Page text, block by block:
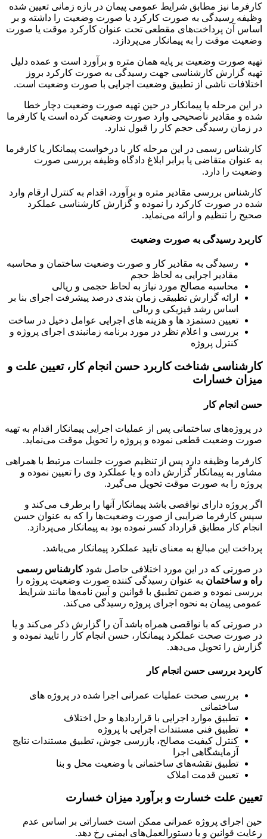
کارفرما نیز مطابق شرایط عمومی پیمان در بازه زمانی تعیین شده
وظیفه رسیدگی به صورت کارکرد یا صورت وضعیت را داشته و بر
اساس آن پرداخت‌های مقطعی تحت عنوان کارکرد موقت یا صورت
وضعیت موقت را به پیمانکار می‌پردازد.
تهیه صورت وضعیت بر پایه همان متره و برآورد است و عمده دلیل
تهیه گزارش کارشناسی جهت رسیدگی به صورت کارکرد بروز
اختلافات ناشی از تطبیق وضعیت اجرایی با صورت وضعیت است.
در این مرحله یا پیمانکار در حین تهیه صورت وضعیت دچار خطا
شده و مقادیر ناصحیحی وارد صورت وضعیت کرده است یا کارفرما
در زمان رسیدگی حجم کار را قبول ندارد.
کارشناس رسمی در این مرحله کار با درخواست پیمانکار یا کارفرما
به عنوان متقاضی یا برابر ابلاغ دادگاه وظیفه بررسی صورت
وضعیت را دارد.
کارشناس بررسی مقادیر متره و برآورد، اقدام به کنترل ارقام وارد
شده در صورت کارکرد را نموده و گزارش کارشناسی عملکرد
صحیح را تنظیم و ارائه می‌نماید.
کاربرد رسیدگی به صورت وضعیت
رسیدگی به مقادیر کار و صورت وضعیت ساختمان و محاسبه
مقادیر اجرایی به لحاظ حجم
محاسبه مصالح مورد نیاز به لحاظ حجمی و ریالی
ارائه گزارش تطبیقی زمان بندی درصد پیشرفت اجرای بنا بر
اساس رشد فیزیکی و ریالی
تعیین دستمزد ها و هزینه های اجرایی عوامل دخیل در ساخت
بررسی و اعلام نظر در مورد برنامه زمانبندی اجرای پروژه و
کنترل پروژه
کارشناسی شناخت کاربرد حسن انجام کار، تعیین علت و
میزان خسارات
حسن انجام کار
در پروژه‌های ساختمانی پس از عملیات اجرایی پیمانکار اقدام به تهیه
صورت وضعیت قطعی نموده و پروژه را تحویل موقت می‌نماید.
کارفرما وظیفه دارد پس از تنظیم صورت جلسات مرتبط با همراهی
مشاور به پیمانکار گزارش داده و یا عملکرد وی را تعیین نموده و
پروژه را به صورت موقت تحویل می‌گیرد.
اگر پروژه دارای نواقصی باشد پیمانکار آنها را برطرف می‌کند و
سپس کارفرما ضرایبی از صورت وضعیت‌ها را که به عنوان حسن
انجام کار مطابق قرارداد کسر نموده بود به پیمانکار می‌پردازد.
پرداخت این مبالغ به معنای تایید عملکرد پیمانکار می‌باشد.
در صورتی که در این مورد اختلافی حاصل شودکارشناس رسمی
راه و ساختمان به عنوان رسیدگی کننده صورت وضعیت پروژه را
بررسی نموده و ضمن تطبیق با قوانین و آیین نامه‌ها مانند شرایط
عمومی پیمان به نحوه اجرای پروژه رسیدگی می‌کند.
در صورتی که با نواقصی همراه باشد آن را گزارش ذکر می‌کند و یا
در صورت صحت عملکرد پیمانکار، حسن انجام کار را تایید نموده و
گزارش را تحویل می‌دهد.
کاربرد بررسی حسن انجام کار
بررسی صحت عملیات عمرانی اجرا شده در پروژه های
ساختمانی
تطبیق موارد اجرایی با قراردادها و حل اختلاف
تطبیق فنی مستندات اجرایی با پروژه
کنترل کیفیت مصالح، بازرسی جوش، تطبیق مستندات نتایج
آزمایشگاهی اجرا
تطبیق نقشه‌های ساختمانی با وضعیت محل و بنا
تعیین قدمت املاک
تعیین علت خسارت و برآورد میزان خسارت
حین اجرای پروژه عمرانی ممکن است خساراتی بر اساس عدم
رعایت قوانین و یا دستورالعمل‌های ایمنی رخ دهد.